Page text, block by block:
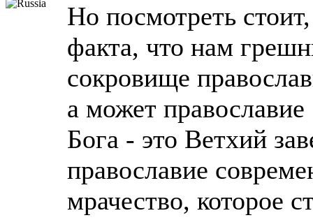
Но посмотреть
факта, что нам
сокровище
а может
Бога - это Ветхий
православие
мрачество, которое